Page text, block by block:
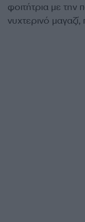
φοιτήτρια με
νυχτερινό